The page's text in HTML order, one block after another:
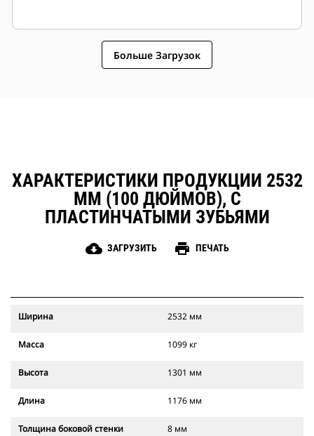
Больше Загрузок
ХАРАКТЕРИСТИКИ ПРОДУКЦИИ 2532
ММ (100 ДЮЙМОВ), С
ПЛАСТИНЧАТЫМИ ЗУБЬЯМИ
cloud_download ЗАГРУЗИТЬ print ПЕЧАТЬ
Ширина 2532 мм
Масса 1099 кг
Высота 1301 мм
Длина 1176 мм
Толщина боковой стенки 8 мм